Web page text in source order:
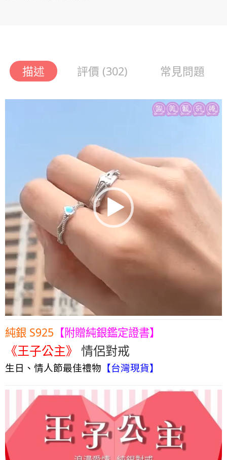
描述 評價 (302) 常見問題
純銀 S925 【附贈純銀鑑定證書】
《王子公主》 情侶對戒
生日、情人節最佳禮物 【台灣現貨】